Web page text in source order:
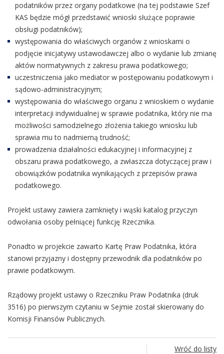
podatników przez organy podatkowe (na tej podstawie Szef
KAS będzie mógł przedstawić wnioski służące poprawie
obsługi podatników);
występowania do właściwych organów z wnioskami o
podjęcie inicjatywy ustawodawczej albo o wydanie lub zmianę
aktów normatywnych z zakresu prawa podatkowego;
uczestniczenia jako mediator w postępowaniu podatkowym i
sądowo-administracyjnym;
występowania do właściwego organu z wnioskiem o wydanie
interpretacji indywidualnej w sprawie podatnika, który nie ma
możliwości samodzielnego złożenia takiego wniosku lub
sprawia mu to nadmierną trudność;
prowadzenia działalności edukacyjnej i informacyjnej z
obszaru prawa podatkowego, a zwłaszcza dotyczącej praw i
obowiązków podatnika wynikających z przepisów prawa
podatkowego.
Projekt ustawy zawiera zamknięty i wąski katalog przyczyn
odwołania osoby pełniącej funkcję Rzecznika.
Ponadto w projekcie zawarto Kartę Praw Podatnika, która
stanowi przyjazny i dostępny przewodnik dla podatników po
prawie podatkowym.
Rządowy projekt ustawy o Rzeczniku Praw Podatnika (druk
3516) po pierwszym czytaniu w Sejmie został skierowany do
Komisji Finansów Publicznych.
Wróć do listy